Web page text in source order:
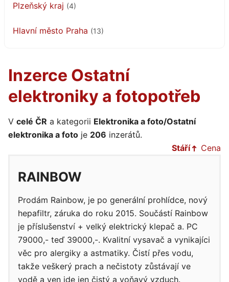
Plzeňský kraj (4)
Hlavní město Praha (13)
Inzerce Ostatní
elektroniky a fotopotřeb
V celé ČR a kategorii Elektronika a foto/Ostatní
elektronika a foto je 206 inzerátů.
Stáří
Cena
RAINBOW
Prodám Rainbow, je po generální prohlídce, nový
hepafiltr, záruka do roku 2015. Součástí Rainbow
je příslušenství + velký elektrický klepač a. PC
79000,- teď 39000,-. Kvalitní vysavač a vynikajíci
věc pro alergiky a astmatiky. Čistí přes vodu,
takže veškerý prach a nečistoty zůstávají ve
vodě a ven jde jen čistý a voňavý vzduch.